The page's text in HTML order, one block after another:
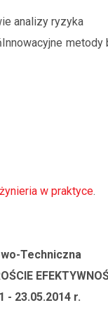
analizy ryzyka
metody
w praktyce.
Techniczna
- 23.05.2014 r.